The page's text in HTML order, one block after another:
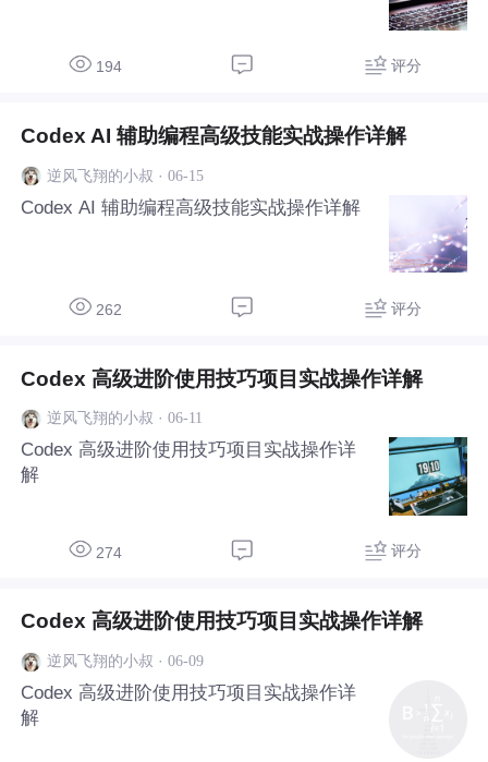
194 评分
Codex AI 辅助编程高级技能实战操作详解
逆风飞翔的小叔 · 06-15
Codex AI 辅助编程高级技能实战操作详解
262 评分
Codex 高级进阶使用技巧项目实战操作详解
逆风飞翔的小叔 · 06-11
Codex 高级进阶使用技巧项目实战操作详
解
274 评分
Codex 高级进阶使用技巧项目实战操作详解
逆风飞翔的小叔 · 06-09
Codex 高级进阶使用技巧项目实战操作详
解